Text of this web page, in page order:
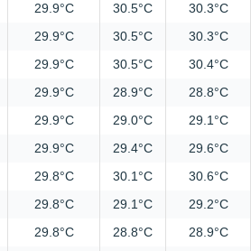
29.9°C 30.5°C
30.3°C
29.9°C 30.5°C
30.3°C
29.9°C 30.5°C
30.4°C
29.9°C 28.9°C
28.8°C
29.9°C 29.0°C
29.1°C
29.9°C 29.4°C
29.6°C
29.8°C 30.1°C
30.6°C
29.8°C 29.1°C
29.2°C
29.8°C 28.8°C 28.9°C